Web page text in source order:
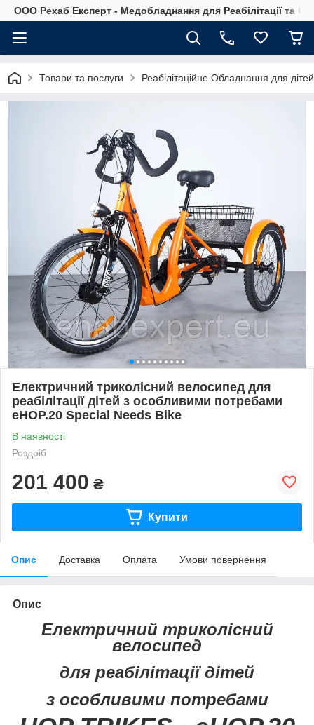
OOO Рехаб Експерт - Медобладнання для Реабілітації та
Товари та послуги Реабілітаційне Обладнання для
Електричний триколісний велосипед для
реабілітації дітей з особливими потребами
eHOP.20 Special Needs Bike
В наявності
Роздріб
201 400 ₴
Купити
Опис Доставка Оплата Умови повернення
Опис
Електричний триколісний
велосипед
для реабілітації дітей
з особливими потребами